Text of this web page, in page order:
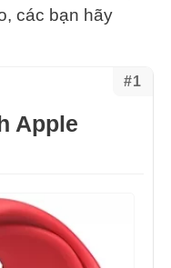
các bạn hãy
#1
Apple